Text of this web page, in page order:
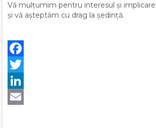
Vă mulțumim pentru interesul și
și vă așteptăm cu drag la ședință.